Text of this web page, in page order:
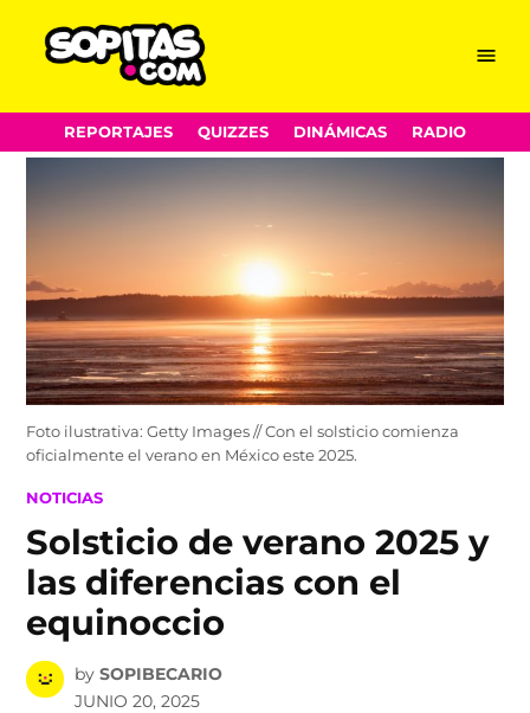
Skip
to
Menu
REPORTAJES QUIZZES DINÁMICAS RADIO
Foto ilustrativa: Getty Images // Con el solsticio comienza
oficialmente el verano en México este 2025.
POSTED
NOTICIAS
Solsticio de verano 2025 y
las diferencias con el
equinoccio
by SOPIBECARIO
JUNIO 20, 2025